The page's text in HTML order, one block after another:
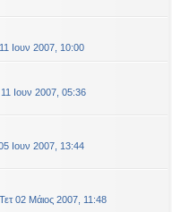
Ιουν 2007, 10:00
Ιουν 2007, 05:36
Ιουν 2007, 13:44
Τετ 02 Μάιος 2007, 11:48